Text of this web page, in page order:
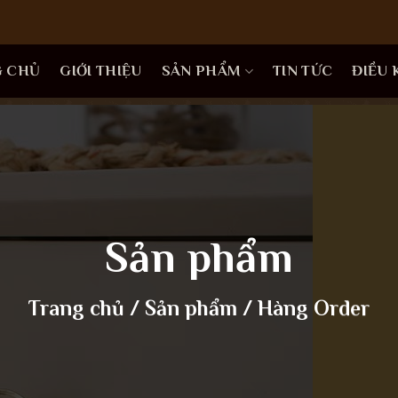
CHỦ GIỚI THIỆU SẢN PHẨM TIN TỨC ĐIỀU
Sản phẩm
Trang chủ / Sản phẩm / Hàng Order